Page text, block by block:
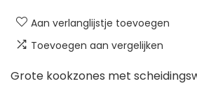
Aan verlanglijstje toevoegen
Toevoegen aan vergelijken
Grote kookzones met